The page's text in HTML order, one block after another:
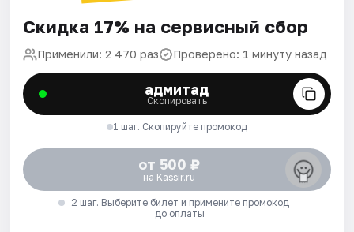
Скидка 17% на сервисный сбор
Применили: 2 470 раз Проверено: 1 минуту назад
адмитад
Скопировать
1 шаг. Скопируйте промокод
от 500 ₽
на Kassir.ru
2 шаг. Выберите билет и примените промокод
до оплаты